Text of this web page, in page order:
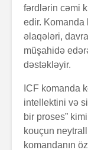
fərdlərin cəmi
edir. Komanda
əlaqələri,
müşahidə
dəstəkləyir.
ICF komanda
intellektini və
bir proses”
kouçun
komandanın